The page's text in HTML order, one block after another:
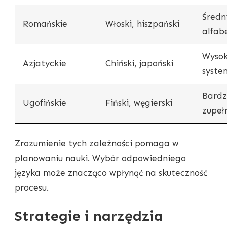
Romańskie Włoski, hiszpański
Azjatyckie Chiński, japoński
Ugofińskie Fiński, węgierski
Zrozumienie tych zależności pomaga w
planowaniu nauki. Wybór odpowiedniego
języka może znacząco wpłynąć na skuteczność
procesu.
Strategie i narzędzia